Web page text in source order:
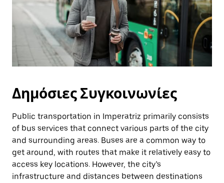
Δημόσιες Συγκοινωνίες
Public transportation in Imperatriz primarily consists
of bus services that connect various parts of the city
and surrounding areas. Buses are a common way to
get around, with routes that make it relatively easy to
access key locations. However, the city’s
infrastructure and distances between destinations